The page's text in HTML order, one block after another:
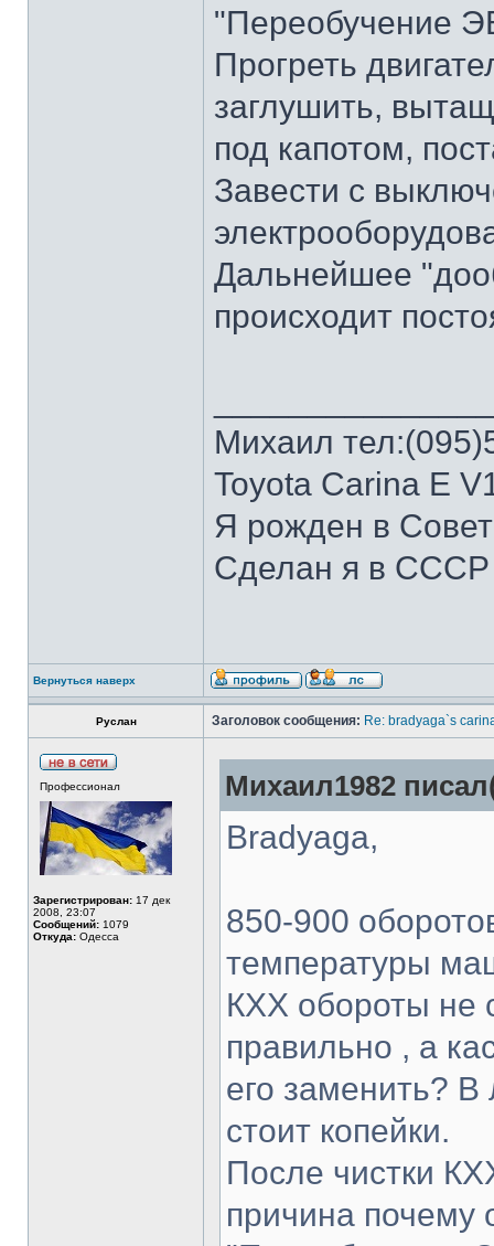
"Переобучение
Прогреть
заглушить,
под капотом,
Завести с
Дальнейшее
происходит
Михаил
Toyota Carina E
Я рожден в
Сделан я в СССР
Вернуться наверх
Руслан Заголовок сообщения: Re: bradyaga`s
Профессионал
Зарегистрирован: 17 дек
2008, 23:07
Сообщений: 1079
Откуда: Одесса
Михаил1982
Bradyaga,
850-900
температуры
КХХ обороты не
правильно , а
его заменить?
стоит копейки.
После чистки
причина почему